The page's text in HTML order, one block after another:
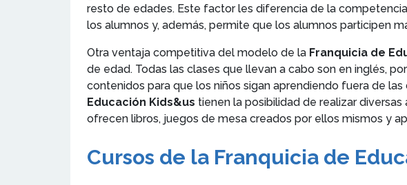
resto de edades. Este factor les diferencia de la
los alumnos y, además, permite que los alumnos participen
Otra ventaja competitiva del modelo de la Franquicia de
de edad. Todas las clases que llevan a cabo son en inglés,
contenidos para que los niños sigan aprendiendo fuera de
Educación Kids&us tienen la posibilidad de realizar
ofrecen libros, juegos de mesa creados por ellos mismos y
Cursos de la Franquicia de